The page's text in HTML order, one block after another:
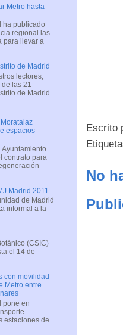
Escrito
No
Metro hasta
ha publicado
regional las
para llevar a
de Madrid
lectores,
las 21
de Madrid .
espacios
contrato para
Madrid 2011
de Madrid
informal a la
(CSIC)
el 14 de
con movilidad
Metro entre
pone en
estaciones de